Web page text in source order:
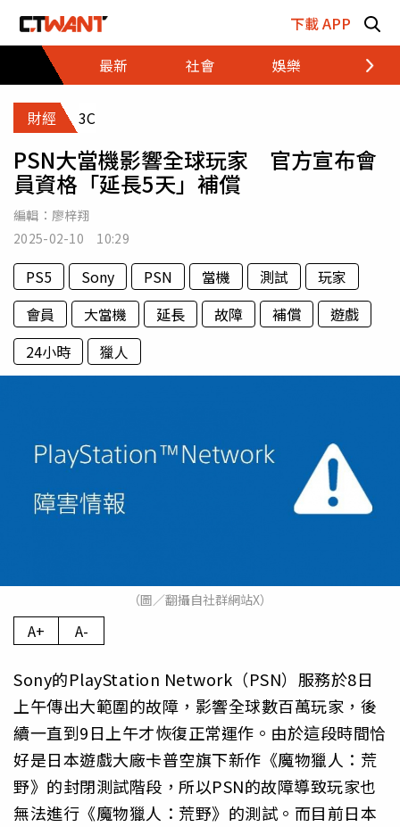
下載 APP
最新
社會 娛樂 財經
財經 3C
PSN大當機影響全球玩家 官方宣布會
員資格「延長5天」補償
編輯： 廖梓翔
2025-02-10 10:29
PS5 Sony PSN 當機 測試
玩家
會員
大當機 延長 故障 補償
遊戲
24小時
獵人
（圖／翻攝自社群網站X）
A+ A-
Sony的PlayStation Network（PSN）服務於8日
上午傳出大範圍的故障，影響全球數百萬玩家，後
續一直到9日上午才恢復正常運作。由於這段時間恰
好是日本遊戲大廠卡普空旗下新作《魔物獵人：荒
野》的封閉測試階段，所以PSN的故障導致玩家也
無法進行《魔物獵人：荒野》的測試。而目前日本